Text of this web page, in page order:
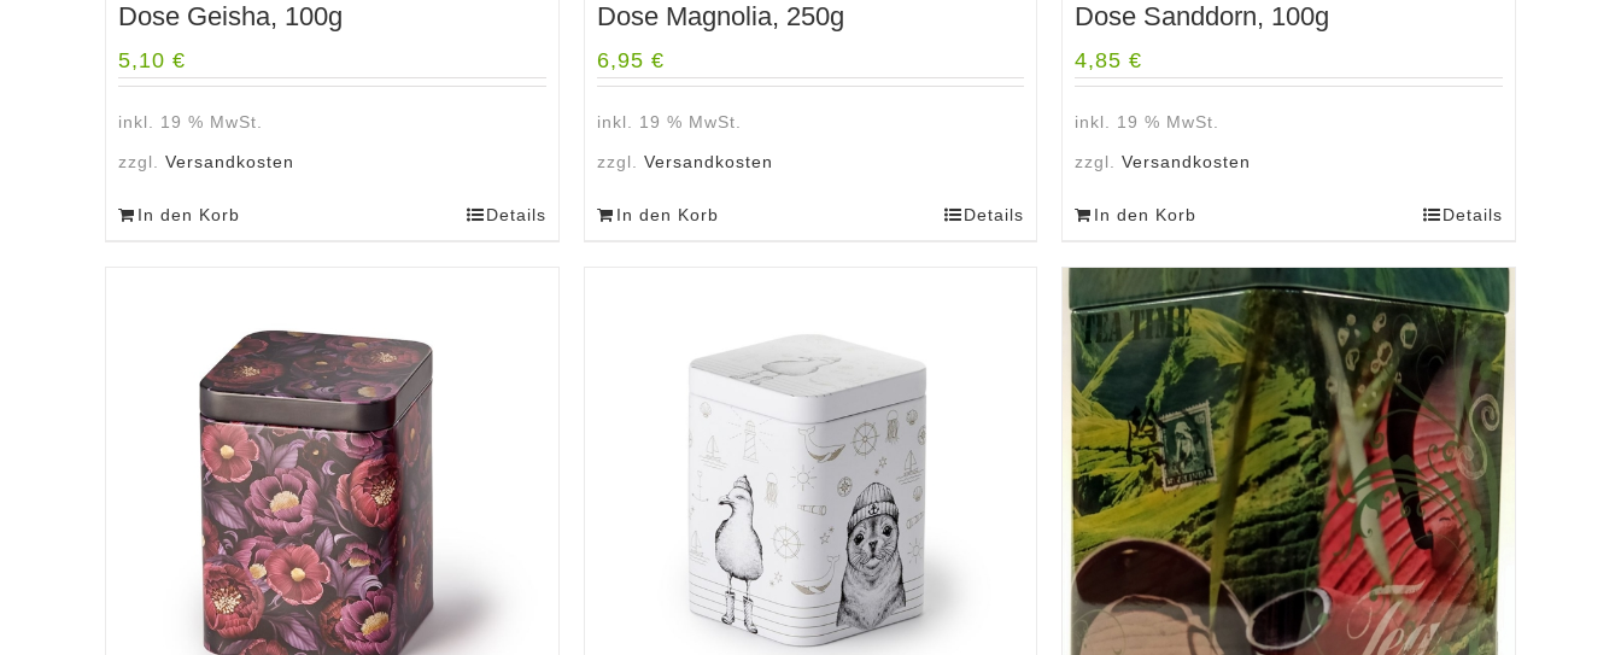
Dose Geisha, 100g
5,10 €
inkl. 19 % MwSt.
zzgl. Versandkosten
In den Korb Details
Dose Magnolia, 250g
6,95 €
inkl. 19 % MwSt.
zzgl. Versandkosten
In den Korb Details
Dose Sanddorn, 100g
4,85€
inkl. 19 % MwSt.
zzgl.Versandkosten
In den Korb Details